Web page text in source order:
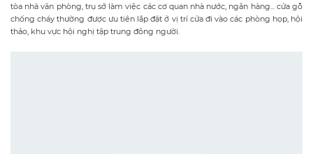
tòa nhà văn phòng, trụ sở làm việc các cơ quan nhà nước, ngân hàng... cửa gỗ
chống cháy thường được ưu tiên lắp đặt ở vị trí cửa đi vào các phòng họp, hội
thảo, khu vực hội nghị tập trung đông người.